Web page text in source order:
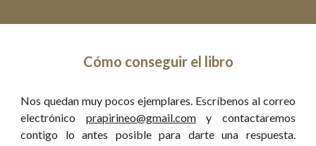
Cómo conseguir el libro
Nos quedan muy pocos ejemplares. Escríbenos al correo
electrónico prapirineo@gmail.comy contactaremos
contigo lo antes posible para darte una respuesta.